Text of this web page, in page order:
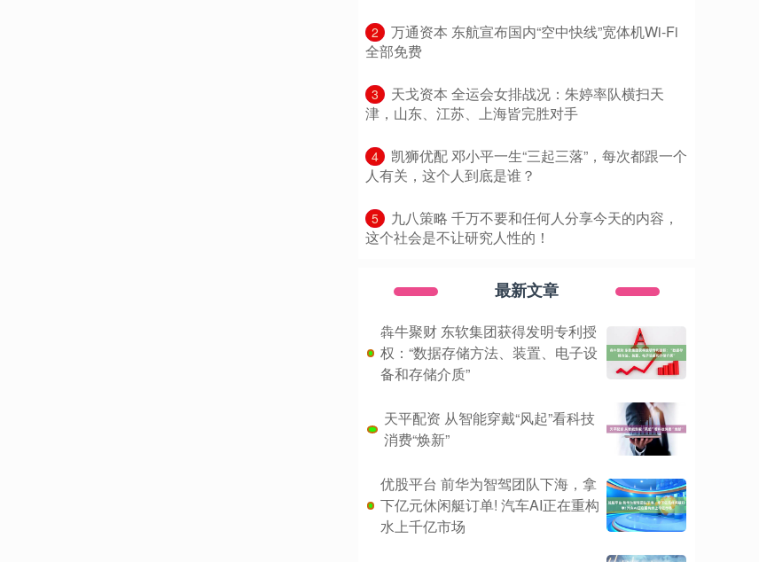
2
​万通资本 东航宣布国内“空中快线”宽体机Wi-Fi
全部免费
3
​天戈资本 全运会女排战况：朱婷率队横扫天
津，山东、江苏、上海皆完胜对手
4
​凯狮优配 邓小平一生“三起三落”，每次都跟一个
人有关，这个人到底是谁？
5
​九八策略 千万不要和任何人分享今天的内容，
这个社会是不让研究人性的！
最新文章
犇牛聚财 东软集团获得发明专利授
权：“数据存储方法、装置、电子设
备和存储介质”
天平配资 从智能穿戴“风起”看科技
消费“焕新”
优股平台 前华为智驾团队下海，拿
下亿元休闲艇订单! 汽车AI正在重构
水上千亿市场